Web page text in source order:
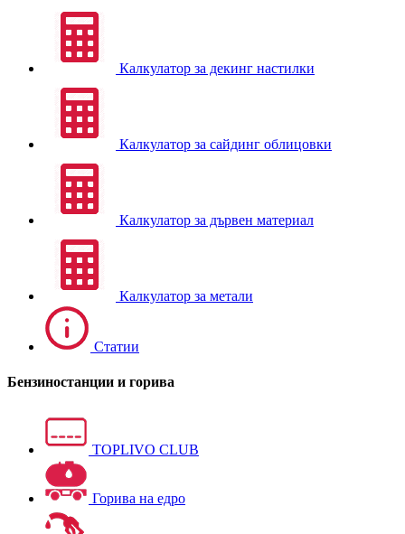
Калкулатор за декинг настилки
Калкулатор за сайдинг облицовки
Калкулатор за дървен материал
Калкулатор за метали
Статии
Бензиностанции и горива
TOPLIVO CLUB
Горива на едро